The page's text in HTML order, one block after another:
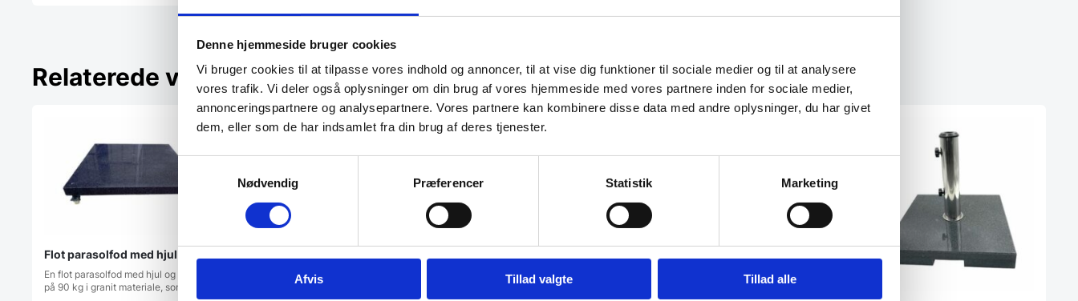
Denne hjemmeside bruger cookies
Vi bruger cookies til at tilpasse vores indhold og annoncer, til at vise dig funktioner til sociale medier og til at analysere
vores trafik. Vi deler også oplysninger om din brug af vores hjemmeside med vores partnere inden for sociale medier,
annonceringspartnere og analysepartnere. Vores partnere kan kombinere disse data med andre oplysninger, du har givet
dem, eller som de har indsamlet fra din brug af deres tjenester.
Nødvendig
Præferencer Statistik Marketing
Afvis Tillad valgte Tillad alle
Relaterede varer
Flot parasolfod med hjul
En flot parasolfod med hjul og en vægt
på 90 kg i granit materiale, som er…
SPAR 11%